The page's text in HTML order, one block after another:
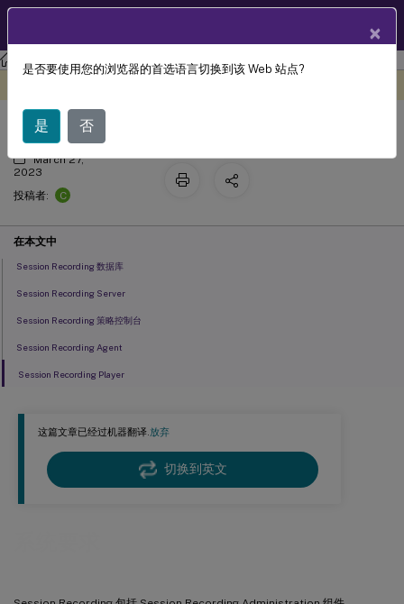
Session Recording Session Recording 2212
这篇文章已经过机器翻译.放弃
切换到英文
系统要求
March 27,
2023
投稿者:
C
在本文中
Session Recording 数据库
Session Recording Server
Session Recording 策略控制台
Session Recording Agent
Session Recording Player
×
是否要使用您的浏览器的首选语言切换到该 Web 站点?
是 否